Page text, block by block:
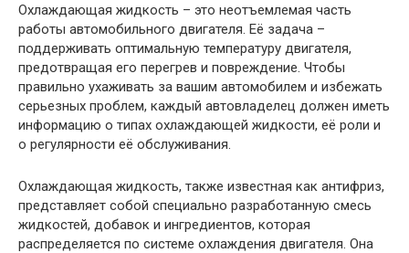
Охлаждающая жидкость – это неотъемлемая часть
работы автомобильного двигателя. Её задача –
поддерживать оптимальную температуру двигателя,
предотвращая его перегрев и повреждение. Чтобы
правильно ухаживать за вашим автомобилем и избежать
серьезных проблем, каждый автовладелец должен иметь
информацию о типах охлаждающей жидкости, её роли и
о регулярности её обслуживания.
Охлаждающая жидкость, также известная как антифриз,
представляет собой специально разработанную смесь
жидкостей, добавок и ингредиентов, которая
распределяется по системе охлаждения двигателя. Она